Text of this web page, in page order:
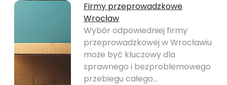
Firmy przeprowadzkowe
Wrocław
Wybór odpowiedniej firmy
przeprowadzkowej w Wrocławiu
może być kluczowy dla
sprawnego i bezproblemowego
przebiegu całego…